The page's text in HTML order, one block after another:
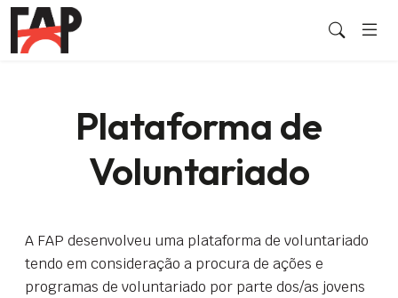
Plataforma de
Voluntariado
A FAP desenvolveu uma plataforma de voluntariado
tendo em consideração a procura de ações e
programas de voluntariado por parte dos/as jovens